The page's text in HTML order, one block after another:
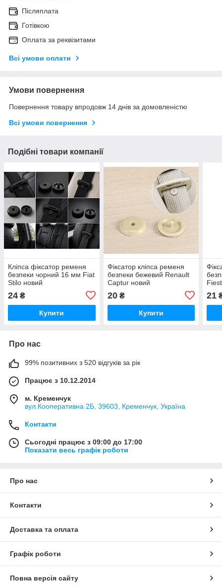
Післяплата
Готівкою
Оплата за реквізитами
Всі умови оплати
Умови повернення
Повернення товару впродовж 14 днів за домовленістю
Всі умови повернення
Подібні товари компанії
Кліпса фіксатор ременя
безпеки чорний 16 мм Fiat
Stilo новий
24 ₴
Купити
Фіксатор кліпса ременя
безпеки бежевий Renault
Captur новий
20₴
Купити
21
Про нас
99% позитивних з 520 відгуків за рік
Працює з 10.12.2014
м. Кременчук
вул.Кооперативна 2Б, 39603, Кременчук, Україна
Контакти
Сьогодні працює з 09:00 до 17:00
Показати весь графік роботи
Про нас
Контакти
Доставка та оплата
Графік роботи
Повна версія сайту